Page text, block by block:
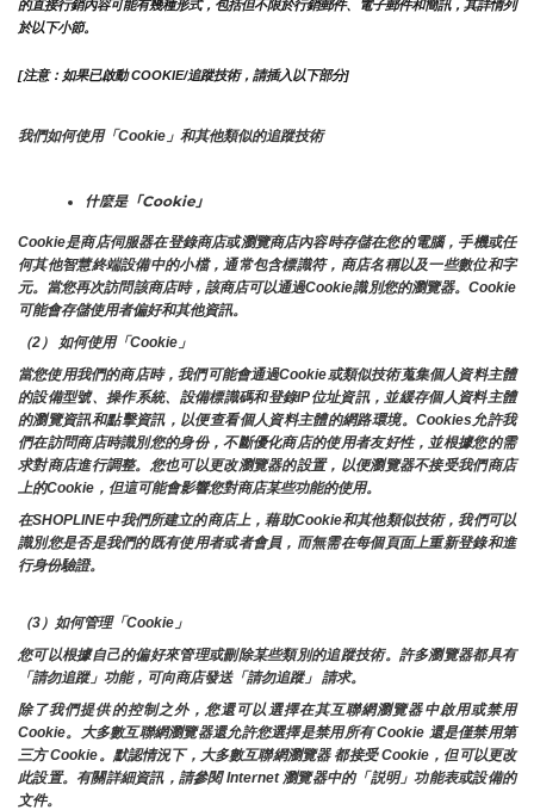
的直接行銷內容可能有幾種形式，包括但不限於行銷郵件、電子郵件和簡訊，其詳情列
於以下小節。
[注意：如果已啟動 COOKIE/追蹤技術，請插入以下部分]
我們如何使用「Cookie」和其他類似的追蹤技術
什麼是「Cookie」
Cookie是商店伺服器在登錄商店或瀏覽商店內容時存儲在您的電腦，手機或任
何其他智慧終端設備中的小檔，通常包含標識符，商店名稱以及一些數位和字
元。當您再次訪問該商店時，該商店可以通過Cookie識別您的瀏覽器。Cookie
可能會存儲使用者偏好和其他資訊。
（2） 如何使用「Cookie」
當您使用我們的商店時，我們可能會通過Cookie或類似技術蒐集個人資料主體
的設備型號、操作系統、設備標識碼和登錄IP位址資訊，並緩存個人資料主體
的瀏覽資訊和點擊資訊，以便查看個人資料主體的網路環境。Cookies允許我
們在訪問商店時識別您的身份，不斷優化商店的使用者友好性，並根據您的需
求對商店進行調整。您也可以更改瀏覽器的設置，以便瀏覽器不接受我們商店
上的Cookie，但這可能會影響您對商店某些功能的使用。
在SHOPLINE中我們所建立的商店上，藉助Cookie和其他類似技術，我們可以
識別您是否是我們的既有使用者或者會員，而無需在每個頁面上重新登錄和進
行身份驗證。
（3）如何管理「Cookie」
您可以根據自己的偏好來管理或刪除某些類別的追蹤技術。許多瀏覽器都具有
「請勿追蹤」功能，可向商店發送「請勿追蹤」 請求。
除了我們提供的控制之外，您還可以選擇在其互聯網瀏覽器中啟用或禁用
Cookie。大多數互聯網瀏覽器還允許您選擇是禁用所有 Cookie 還是僅禁用第
三方 Cookie。默認情況下，大多數互聯網瀏覽器 都接受 Cookie，但可以更改
此設置。有關詳細資訊，請參閱 Internet 瀏覽器中的「説明」功能表或設備的
文件。